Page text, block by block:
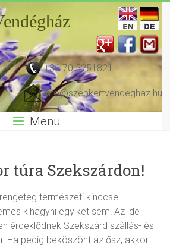
+36 70 5251821
info@szepkertvendeghaz.hu
Menü
túra Szekszárdon!
természeti kinccsel
kihagyni egyiket sem! Az ide
érdeklődnek Szekszárd szállás- és
Ha pedig beköszönt az ősz, akkor